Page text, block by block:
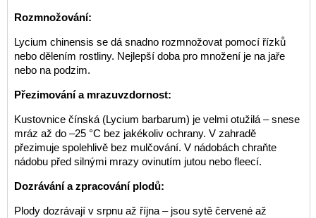
Rozmnožování:
Lycium chinensis se dá snadno rozmnožovat pomocí řízků
nebo dělením rostliny. Nejlepší doba pro množení je na jaře
nebo na podzim.
Přezimování a mrazuvzdornost:
Kustovnice čínská (Lycium barbarum) je velmi otužilá – snese
mráz až do –25 °C bez jakékoliv ochrany. V zahradě
přezimuje spolehlivě bez mulčování. V nádobách chraňte
nádobu před silnými mrazy ovinutím jutou nebo fleecí.
Dozrávání a zpracování plodů:
Plody dozrávají v srpnu až října – jsou sytě červené až